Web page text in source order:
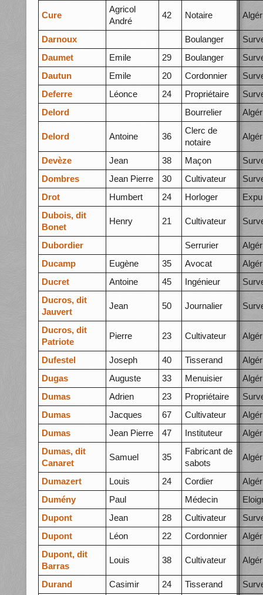
Cure
Agricol
André
42 Notaire
Darnoux Boulanger
Daumet
Emile 29 Boulanger
Dautun
Emile 20 Cordonnier
Deferre
Léonce 24 Propriétaire
Delord
Bourrelier
Delord Antoine 36
Clerc de
notaire
Devèze Jean 38 Maçon
Dombres
Jean Pierre 30 Cultivateur
Drot
Humbert 24 Horloger
Dubois, dit
Bonet
Henry 21 Cultivateur
Dubordier Serrurier
Ducamp
Eugène 35 Avocat
Ducret
Antoine 45 Ingénieur
Ducros, dit
Jauvert
Jean 50 Journalier
Ducros, dit
Patriote
Pierre 23 Cultivateur
Dufestel Joseph 40 Tisserand
Dugas
Auguste 33 Menuisier
Dumas
Adrien 23 Propriétaire
Dumas
Jacques 67 Cultivateur
Dumas
Jean Pierre 47 Instituteur
Dumas, dit
Canaret
Samuel 35
Fabricant de
sabots
Dumazert Louis 24 Cordier
Dumény
Paul Médecin
Dupont
Jean 28 Cultivateur
Dupont
Léon 22 Cordonnier
Dupont, dit
Barras
Louis 38 Cultivateur
Durand Casimir 24 Tisserand